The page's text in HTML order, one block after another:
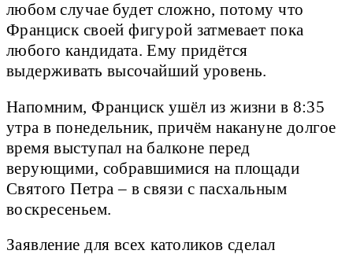
любом случае будет сложно, потому что
Франциск своей фигурой затмевает пока
любого кандидата. Ему придётся
выдерживать высочайший уровень.
Напомним, Франциск ушёл из жизни в 8:35
утра в понедельник, причём накануне долгое
время выступал на балконе перед
верующими, собравшимися на площади
Святого Петра – в связи с пасхальным
воскресеньем.
Заявление для всех католиков сделал